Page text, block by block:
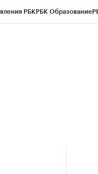
РБКРБК Образование